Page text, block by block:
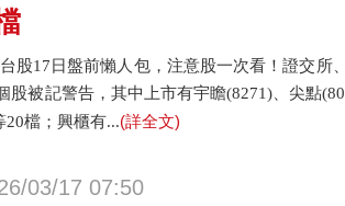
台股17日盤前懶人包，注意股一次看！證交所
股被記警告，其中上市有宇瞻(8271)、尖點
20檔；興櫃有...(詳全文)
03/17 07:50